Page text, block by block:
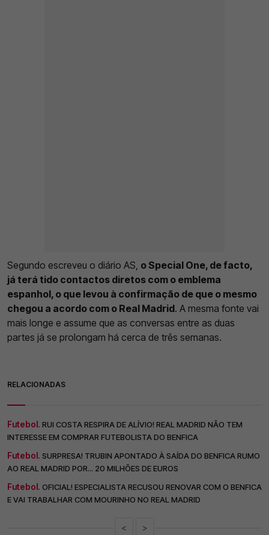
Segundo escreveu o diário AS, o Special One, de facto,
já terá tido contactos diretos com o emblema
espanhol, o que levou à confirmação de que o mesmo
chegou a acordo com o Real Madrid. A mesma fonte vai
mais longe e assume que as conversas entre as duas
partes já se prolongam há cerca de três semanas.
RELACIONADAS
Futebol. RUI COSTA RESPIRA DE ALÍVIO! REAL MADRID NÃO TEM
INTERESSE EM COMPRAR FUTEBOLISTA DO BENFICA
Futebol. SURPRESA! TRUBIN APONTADO À SAÍDA DO BENFICA RUMO
AO REAL MADRID POR... 20 MILHÕES DE EUROS
Futebol. OFICIAL! ESPECIALISTA RECUSOU RENOVAR COM O BENFICA
E VAI TRABALHAR COM MOURINHO NO REAL MADRID
< >